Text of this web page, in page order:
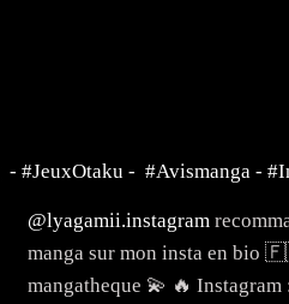
- #JeuxOtaku - #Avismanga -
@lyagamii.instagram
manga sur mon insta en bio
mangatheque 💫 🔥 Instagram